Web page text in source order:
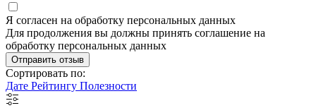
Я согласен на обработку персональных данных
Для продолжения вы должны принять соглашение на
обработку персональных данных
Отправить отзыв
Сортировать по:
Дате Рейтингу Полезности